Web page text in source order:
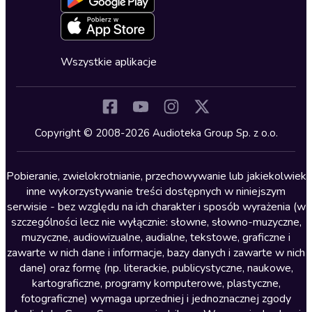
Kryminały
Lektury szkolne
Literatura anglojęzyczna
Literatura faktu
Literatura obyczajowa
Literatura piękna obca
Literatura piękna polska
Nagrania relaksacyjne
Deklaracja dostępności
Zapowiedzi
Cykle audiobooków
Wszystkie aplikacje
Copyright © 2008-2026 Audioteka Group Sp. z o.o.
Pobieranie, zwielokrotnianie, przechowywanie lub jakiekolwiek
inne wykorzystywanie treści dostępnych w niniejszym
serwisie - bez względu na ich charakter i sposób wyrażenia (w
szczególności lecz nie wyłącznie: słowne, słowno-muzyczne,
muzyczne, audiowizualne, audialne, tekstowe, graficzne i
zawarte w nich dane i informacje, bazy danych i zawarte w nich
dane) oraz formę (np. literackie, publicystyczne, naukowe,
kartograficzne, programy komputerowe, plastyczne,
fotograficzne) wymaga uprzedniej i jednoznacznej zgody